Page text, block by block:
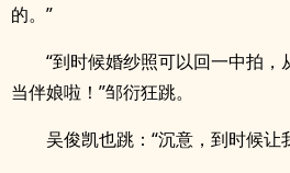
的。”
“到时候婚纱照可以回一中拍
当伴娘啦！”邹衍狂跳。
吴俊凯也跳：“沉意，到时候让